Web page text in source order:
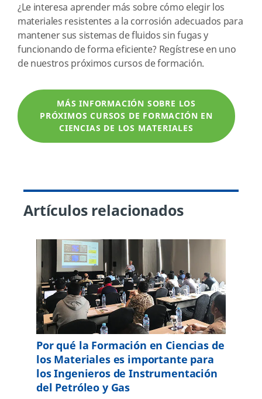
¿Le interesa aprender más sobre cómo elegir los
materiales resistentes a la corrosión adecuados para
mantener sus sistemas de fluidos sin fugas y
funcionando de forma eficiente? Regístrese en uno
de nuestros próximos cursos de formación.
MÁS INFORMACIÓN SOBRE LOS
PRÓXIMOS CURSOS DE FORMACIÓN EN
CIENCIAS DE LOS MATERIALES
Artículos relacionados
Por qué la Formación en Ciencias de
los Materiales es importante para
los Ingenieros de Instrumentación
del Petróleo y Gas